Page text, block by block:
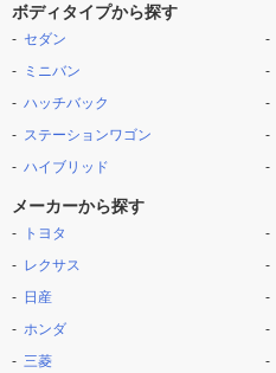
ボディタイプから探す
セダン
ミニバン
ハッチバック
ステーションワゴン
ハイブリッド
メーカーから探す
トヨタ
レクサス
日産
ホンダ
三菱